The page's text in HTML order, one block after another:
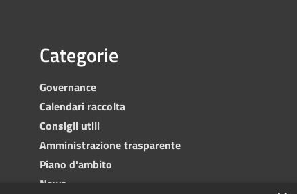
Categorie
Governance
Calendari raccolta
Consigli utili
Amministrazione trasparente
Piano d'ambito
News